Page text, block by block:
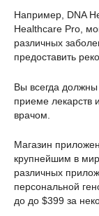
Например, DNA
Healthcare Pro,
различных
предоставить
Вы всегда
приеме лекарств
врачом.
Магазин
крупнейшим в
различных
персональной
до до $399 за